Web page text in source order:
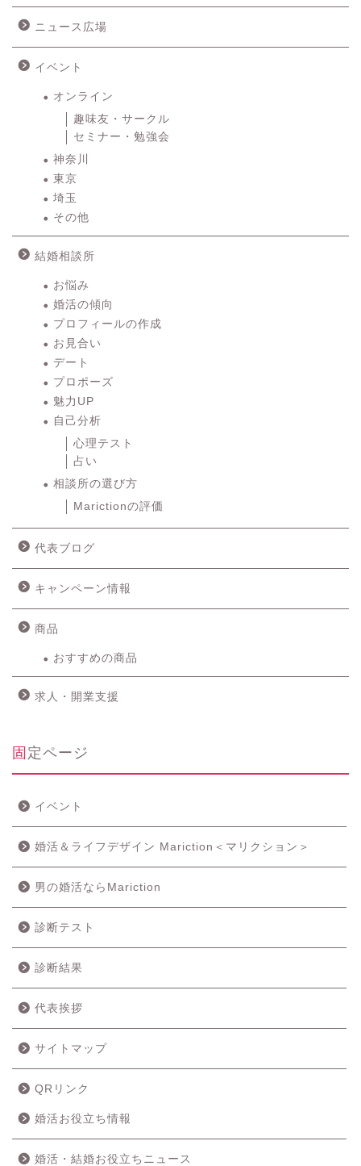
ニュース広場
イベント
オンライン
趣味友・サークル
セミナー・勉強会
神奈川
東京
埼玉
その他
結婚相談所
お悩み
婚活の傾向
プロフィールの作成
お見合い
デート
プロポーズ
魅力UP
自己分析
心理テスト
占い
相談所の選び方
Marictionの評価
代表ブログ
キャンペーン情報
商品
おすすめの商品
求人・開業支援
固定ページ
イベント
婚活＆ライフデザイン Mariction＜マリクション＞
男の婚活ならMariction
診断テスト
診断結果
代表挨拶
サイトマップ
QRリンク
婚活お役立ち情報
婚活・結婚お役立ちニュース